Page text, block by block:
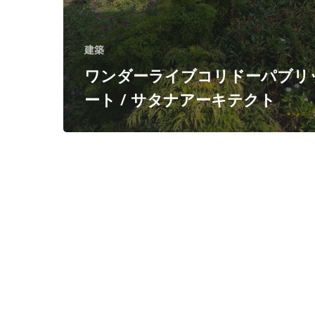
/
サ
タ
ナ
ア
ー
建築
ワンダーライブコリドーパブリ
ート / サタナアーキテクト